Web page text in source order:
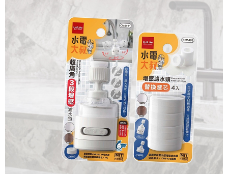
３．收到繳費通知簡訊後14天內，點擊此簡訊中的連結，可透過四大超商／
※ 請注意：結帳手續完成當下不需立刻繳費，但若您需要取消訂單，請聯絡
購買商品的店家。未經商家同意取消之訂單仍視為有效，需透過AFTEE先享
後付繳納相關費用。
※ 交易是否成功請以「AFTEE先享後付 」之結帳頁面顯示為準，若有關於
是否繳費成功／繳費後需取消欲退款等相關疑問，請聯繫「AFTEE先享後付
https://netprotections.freshdesk.com/support/home
１．透過由恩沛科技股份有限公司提供之「AFTEE先享後付」服務完成之交
易，需依本服務之必要範圍內提供個人資料，並將交易相關給付款項請求債
權轉讓予恩沛科技股份有限公司。
２．關於個人資料處理事宜，請瀏覽以下網址：
https://aftee.tw/terms/#terms3
３．未成年的使用者請事先徵得法定代理人或監護人之同意方可使用
「AFTEE先享後付」，若未經同意申辦者引起之損失，本公司不負相關責
４．使用「AFTEE先享後付」時，將依據個別帳號之用戶狀況，依本公司即
每筆NT$100，滿NT$1,000(含以上)免運費
付款後全家取貨
每筆NT$60，滿NT$490(含以上)免運費
7-11取貨付款三天
每筆NT$60，滿NT$490(含以上)免運費
每筆NT$100，滿NT$1,000(含以上)免運費
付款後7-11取貨
每筆NT$60，滿NT$490(含以上)免運費
本島宅配1~2天後到